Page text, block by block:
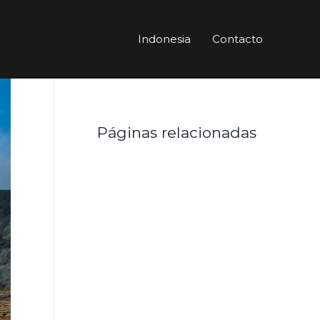
Indonesia Contacto
Páginas relacionadas